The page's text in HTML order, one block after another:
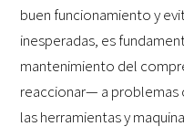
buen funcionamiento y
inesperadas, es
mantenimiento del
reaccionar— a problemas
las herramientas y